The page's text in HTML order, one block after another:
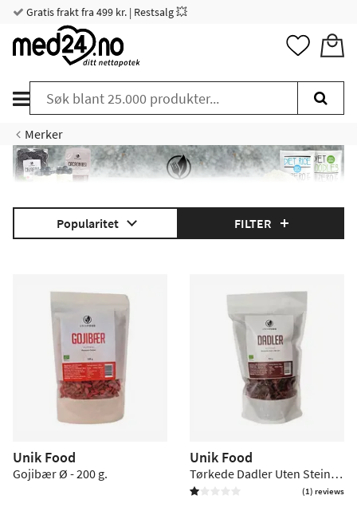
Gratis frakt fra 499 kr. | Restsalg 💥
Merker
Ta en titt på det store utvalget av glutenfri pasta og spesielt
næringsrike og smakfulle produkter fra Unik Food!
Popularitet FILTER
Unik Food
Gojibær Ø - 200 g.
Unik Food
Tørkede Dadler Uten Stein Ø
- 600 g.
 (1) reviews